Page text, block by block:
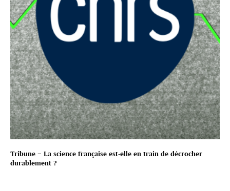
Tribune – La science française est-elle en train de décrocher
durablement ?